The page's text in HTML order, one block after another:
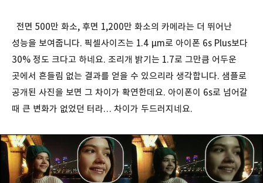
전면 500만 화소, 후면 1,200만 화소의 카메라는 더 뛰어난
성능을 보여줍니다. 픽셀사이즈는 1.4 μm로 아이폰 6s Plus보다
30% 정도 크다고 하네요. 조리개 밝기는 1.7로 그만큼 어두운
곳에서 흔들림 없는 결과를 얻을 수 있으리라 생각합니다. 샘플로
공개된 사진을 보면 그 차이가 확연한데요. 아이폰이 6s로 넘어갈
때 큰 변화가 없었던 터라… 차이가 두드러지네요.